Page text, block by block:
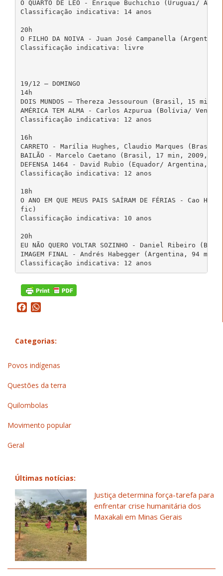
O QUARTO DE LEO - Enrique Buchichio (Uruguai/
Classificação indicativa: 14 anos
20h
O FILHO DA NOIVA - Juan José Campanella
Classificação indicativa: livre
19/12 – DOMINGO
14h
DOIS MUNDOS – Thereza Jessouroun (Brasil, 15 min,
AMÉRICA TEM ALMA - Carlos Azpurua (Bolívia/
Classificação indicativa: 12 anos
16h
CARRETO - Marília Hughes, Claudio Marques
BAILÃO - Marcelo Caetano (Brasil, 17 min, 2009,
DEFENSA 1464 - David Rubio (Equador/ Argentina,
Classificação indicativa: 12 anos
18h
O ANO EM QUE MEUS PAIS SAÍRAM DE FÉRIAS - Cao
fic)
Classificação indicativa: 10 anos
20h
EU NÃO QUERO VOLTAR SOZINHO - Daniel Ribeiro
IMAGEM FINAL - Andrés Habegger (Argentina, 94
Facebook
Categorias:
Povos indígenas
Questões da terra
Quilombolas
Movimento popular
Geral
Últimas notícias:
Justiça determina força-tarefa para
enfrentar crise humanitária dos
Maxakali em Minas Gerais